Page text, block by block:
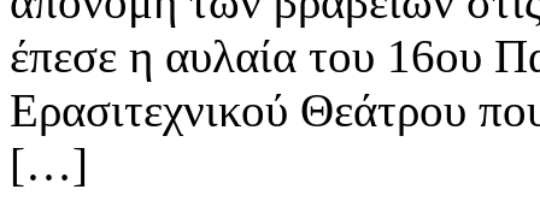
έπεσε η αυλαία του 16ου
Ερασιτεχνικού Θεάτρου
[…]